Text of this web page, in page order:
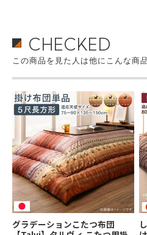
CHECKED
この商品を見た人は他にこんな商
グラデーションこたつ布団